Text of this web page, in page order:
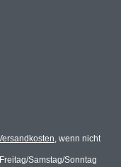
, wenn nicht
Samstag/Sonntag